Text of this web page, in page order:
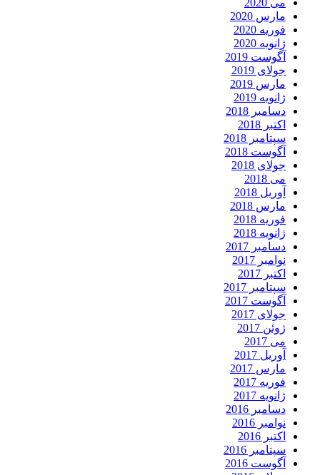
می 2020
مارس 2020
فوریه 2020
ژانویه 2020
آگوست 2019
جولای 2019
مارس 2019
ژانویه 2019
دسامبر 2018
اکتبر 2018
سپتامبر 2018
آگوست 2018
جولای 2018
می 2018
آوریل 2018
مارس 2018
فوریه 2018
ژانویه 2018
دسامبر 2017
نوامبر 2017
اکتبر 2017
سپتامبر 2017
آگوست 2017
جولای 2017
ژوئن 2017
می 2017
آوریل 2017
مارس 2017
فوریه 2017
ژانویه 2017
دسامبر 2016
نوامبر 2016
اکتبر 2016
سپتامبر 2016
آگوست 2016